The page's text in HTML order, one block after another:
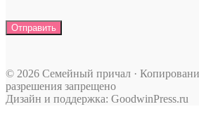
© 2026 Семейный причал ·
разрешения запрещено
Дизайн и поддержка: GoodwinPress.ru